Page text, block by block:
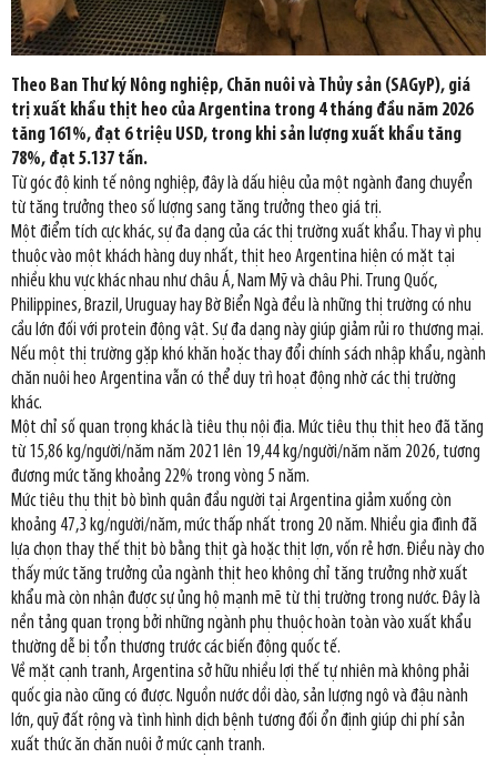
Theo Ban Thư ký Nông nghiệp, Chăn nuôi và Thủy sản (SAGyP), giá
trị xuất khẩu thịt heo của Argentina trong 4 tháng đầu năm 2026
tăng 161%, đạt 6 triệu USD, trong khi sản lượng xuất khẩu tăng
78%, đạt 5.137 tấn.
Từ góc độ kinh tế nông nghiệp, đây là dấu hiệu của một ngành đang chuyển
từ tăng trưởng theo số lượng sang tăng trưởng theo giá trị.
Một điểm tích cực khác, sự đa dạng của các thị trường xuất khẩu. Thay vì phụ
thuộc vào một khách hàng duy nhất, thịt heo Argentina hiện có mặt tại
nhiều khu vực khác nhau như châu Á, Nam Mỹ và châu Phi. Trung Quốc,
Philippines, Brazil, Uruguay hay Bờ Biển Ngà đều là những thị trường có nhu
cầu lớn đối với protein động vật. Sự đa dạng này giúp giảm rủi ro thương mại.
Nếu một thị trường gặp khó khăn hoặc thay đổi chính sách nhập khẩu, ngành
chăn nuôi heo Argentina vẫn có thể duy trì hoạt động nhờ các thị trường
khác.
Một chỉ số quan trọng khác là tiêu thụ nội địa. Mức tiêu thụ thịt heo đã tăng
từ 15,86 kg/người/năm năm 2021 lên 19,44 kg/người/năm năm 2026, tương
đương mức tăng khoảng 22% trong vòng 5 năm.
Mức tiêu thụ thịt bò bình quân đầu người tại Argentina giảm xuống còn
khoảng 47,3 kg/người/năm, mức thấp nhất trong 20 năm. Nhiều gia đình đã
lựa chọn thay thế thịt bò bằng thịt gà hoặc thịt lợn, vốn rẻ hơn. Điều này cho
thấy mức tăng trưởng của ngành thịt heo không chỉ tăng trưởng nhờ xuất
khẩu mà còn nhận được sự ủng hộ mạnh mẽ từ thị trường trong nước. Đây là
nền tảng quan trọng bởi những ngành phụ thuộc hoàn toàn vào xuất khẩu
thường dễ bị tổn thương trước các biến động quốc tế.
Về mặt cạnh tranh, Argentina sở hữu nhiều lợi thế tự nhiên mà không phải
quốc gia nào cũng có được. Nguồn nước dồi dào, sản lượng ngô và đậu nành
lớn, quỹ đất rộng và tình hình dịch bệnh tương đối ổn định giúp chi phí sản
xuất thức ăn chăn nuôi ở mức cạnh tranh.